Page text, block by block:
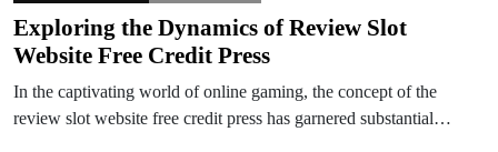
Exploring the Dynamics of Review Slot
Website Free Credit Press
In the captivating world of online gaming, the concept of the
review slot website free credit press has garnered substantial…